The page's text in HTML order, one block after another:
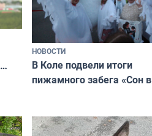
НОВОСТИ
В Коле подвели итоги
пижамного забега «Сон в